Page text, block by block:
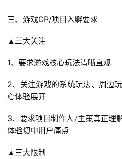
页
游
茶
原
创
游
业
三、游戏CP/项目入孵要求
▲三大关注
1、要求游戏核心玩法清晰直观
2、关注游戏的系统玩法、周边
心体验展开
3、要求项目制作人 /主策真正理
体验切中用户痛点
▲三大限制